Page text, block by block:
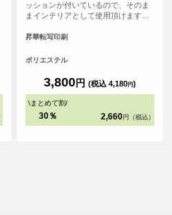
ッションが付いているので、そのま
まインテリアとして使用頂けます。
ョン全体を引き締め、高級感を演出
クッションとして一般的なサイズ感
パイピングが施されており、インテ
リアに上品さとアクセントを加えま
す。
昇華転写印刷
ポリエステル
3,800円 (税込 4,180円)
\まとめて割/
30％ 2,660 円（税込）